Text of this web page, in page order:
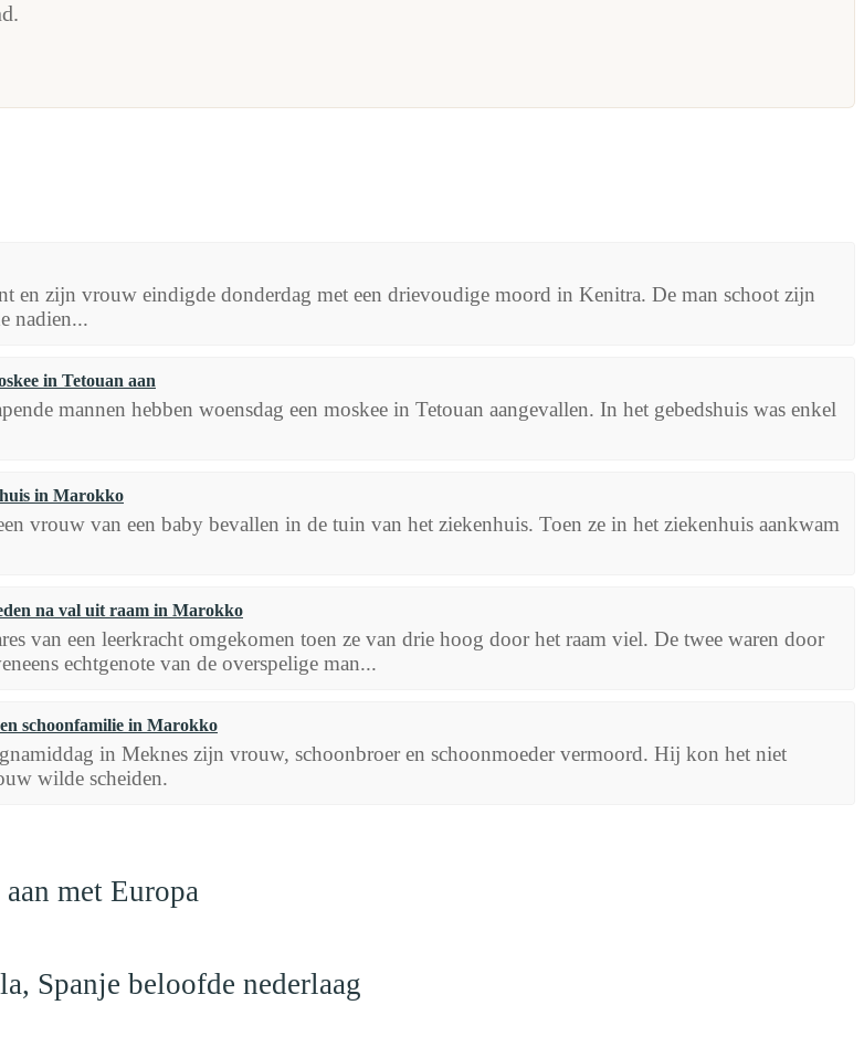
en zijn vrouw eindigde donderdag met een drievoudige moord in Kenitra. De man schoot zijn
nadien...
in Tetouan aan
mannen hebben woensdag een moskee in Tetouan aangevallen. In het gebedshuis was enkel
in Marokko
vrouw van een baby bevallen in de tuin van het ziekenhuis. Toen ze in het ziekenhuis aankwam
na val uit raam in Marokko
van een leerkracht omgekomen toen ze van drie hoog door het raam viel. De twee waren door
echtgenote van de overspelige man...
schoonfamilie in Marokko
in Meknes zijn vrouw, schoonbroer en schoonmoeder vermoord. Hij kon het niet
wilde scheiden.
met Europa
Spanje beloofde nederlaag